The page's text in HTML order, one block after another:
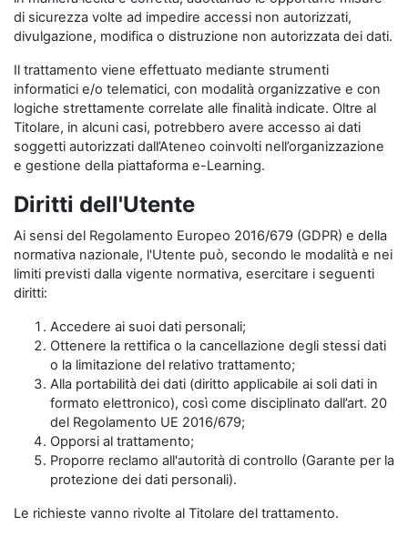
di sicurezza volte ad impedire accessi non autorizzati,
divulgazione, modifica o distruzione non autorizzata dei dati.
Il trattamento viene effettuato mediante strumenti
informatici e/o telematici, con modalità organizzative e con
logiche strettamente correlate alle finalità indicate. Oltre al
Titolare, in alcuni casi, potrebbero avere accesso ai dati
soggetti autorizzati dall’Ateneo coinvolti nell’organizzazione
e gestione della piattaforma e-Learning.
Diritti dell'Utente
Ai sensi del Regolamento Europeo 2016/679 (GDPR) e della
normativa nazionale, l'Utente può, secondo le modalità e nei
limiti previsti dalla vigente normativa, esercitare i seguenti
diritti:
Accedere ai suoi dati personali;
Ottenere la rettifica o la cancellazione degli stessi dati
o la limitazione del relativo trattamento;
Alla portabilità dei dati (diritto applicabile ai soli dati in
formato elettronico), così come disciplinato dall’art. 20
del Regolamento UE 2016/679;
Opporsi al trattamento;
Proporre reclamo all'autorità di controllo (Garante per la
protezione dei dati personali).
Le richieste vanno rivolte al Titolare del trattamento.